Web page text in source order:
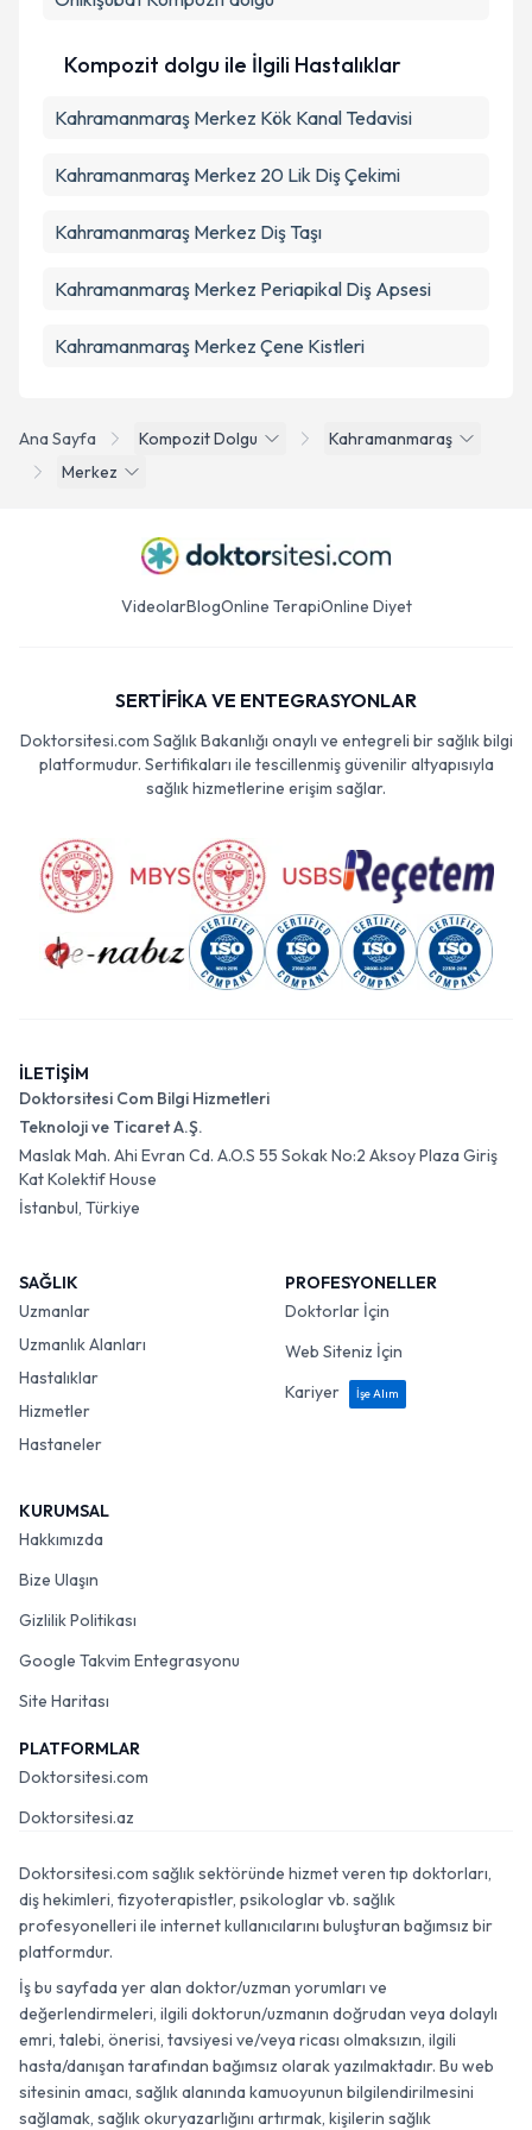
Ana Sayfa Kompozit Dolgu
Kahramanmaraş
Merkez
Kompozit dolgu ile İlgili Hastalıklar
Kahramanmaraş Merkez Kök Kanal Tedavisi
Kahramanmaraş Merkez 20 Lik Diş Çekimi
Kahramanmaraş Merkez Diş Taşı
Kahramanmaraş Merkez Periapikal Diş Apsesi
Kahramanmaraş Merkez Çene Kistleri
VideolarBlogOnline TerapiOnline Diyet
SERTİFİKA VE ENTEGRASYONLAR
Doktorsitesi.com Sağlık Bakanlığı onaylı ve entegreli bir sağlık bilgi
platformudur. Sertifikaları ile tescillenmiş güvenilir altyapısıyla
sağlık hizmetlerine erişim sağlar.
İLETİŞİM
Doktorsitesi Com Bilgi Hizmetleri
Teknoloji ve Ticaret A.Ş.
Maslak Mah. Ahi Evran Cd. A.O.S 55 Sokak No:2 Aksoy Plaza Giriş
Kat Kolektif House
İstanbul, Türkiye
SAĞLIK
Uzmanlar
Uzmanlık Alanları
Hastalıklar
Hizmetler
Hastaneler
PROFESYONELLER
Doktorlar İçin
Web Siteniz İçin
Kariyer
İşe Alım
KURUMSAL
Hakkımızda
Bize Ulaşın
Gizlilik Politikası
Google Takvim Entegrasyonu
Site Haritası
PLATFORMLAR
Doktorsitesi.com
Doktorsitesi.az
Doktorsitesi.com sağlık sektöründe hizmet veren tıp doktorları,
diş hekimleri, fizyoterapistler, psikologlar vb. sağlık
profesyonelleri ile internet kullanıcılarını buluşturan bağımsız bir
platformdur.
İş bu sayfada yer alan doktor/uzman yorumları ve
değerlendirmeleri, ilgili doktorun/uzmanın doğrudan veya dolaylı
emri, talebi, önerisi, tavsiyesi ve/veya ricası olmaksızın, ilgili
hasta/danışan tarafından bağımsız olarak yazılmaktadır. Bu web
sitesinin amacı, sağlık alanında kamuoyunun bilgilendirilmesini
sağlamak, sağlık okuryazarlığını artırmak, kişilerin sağlık